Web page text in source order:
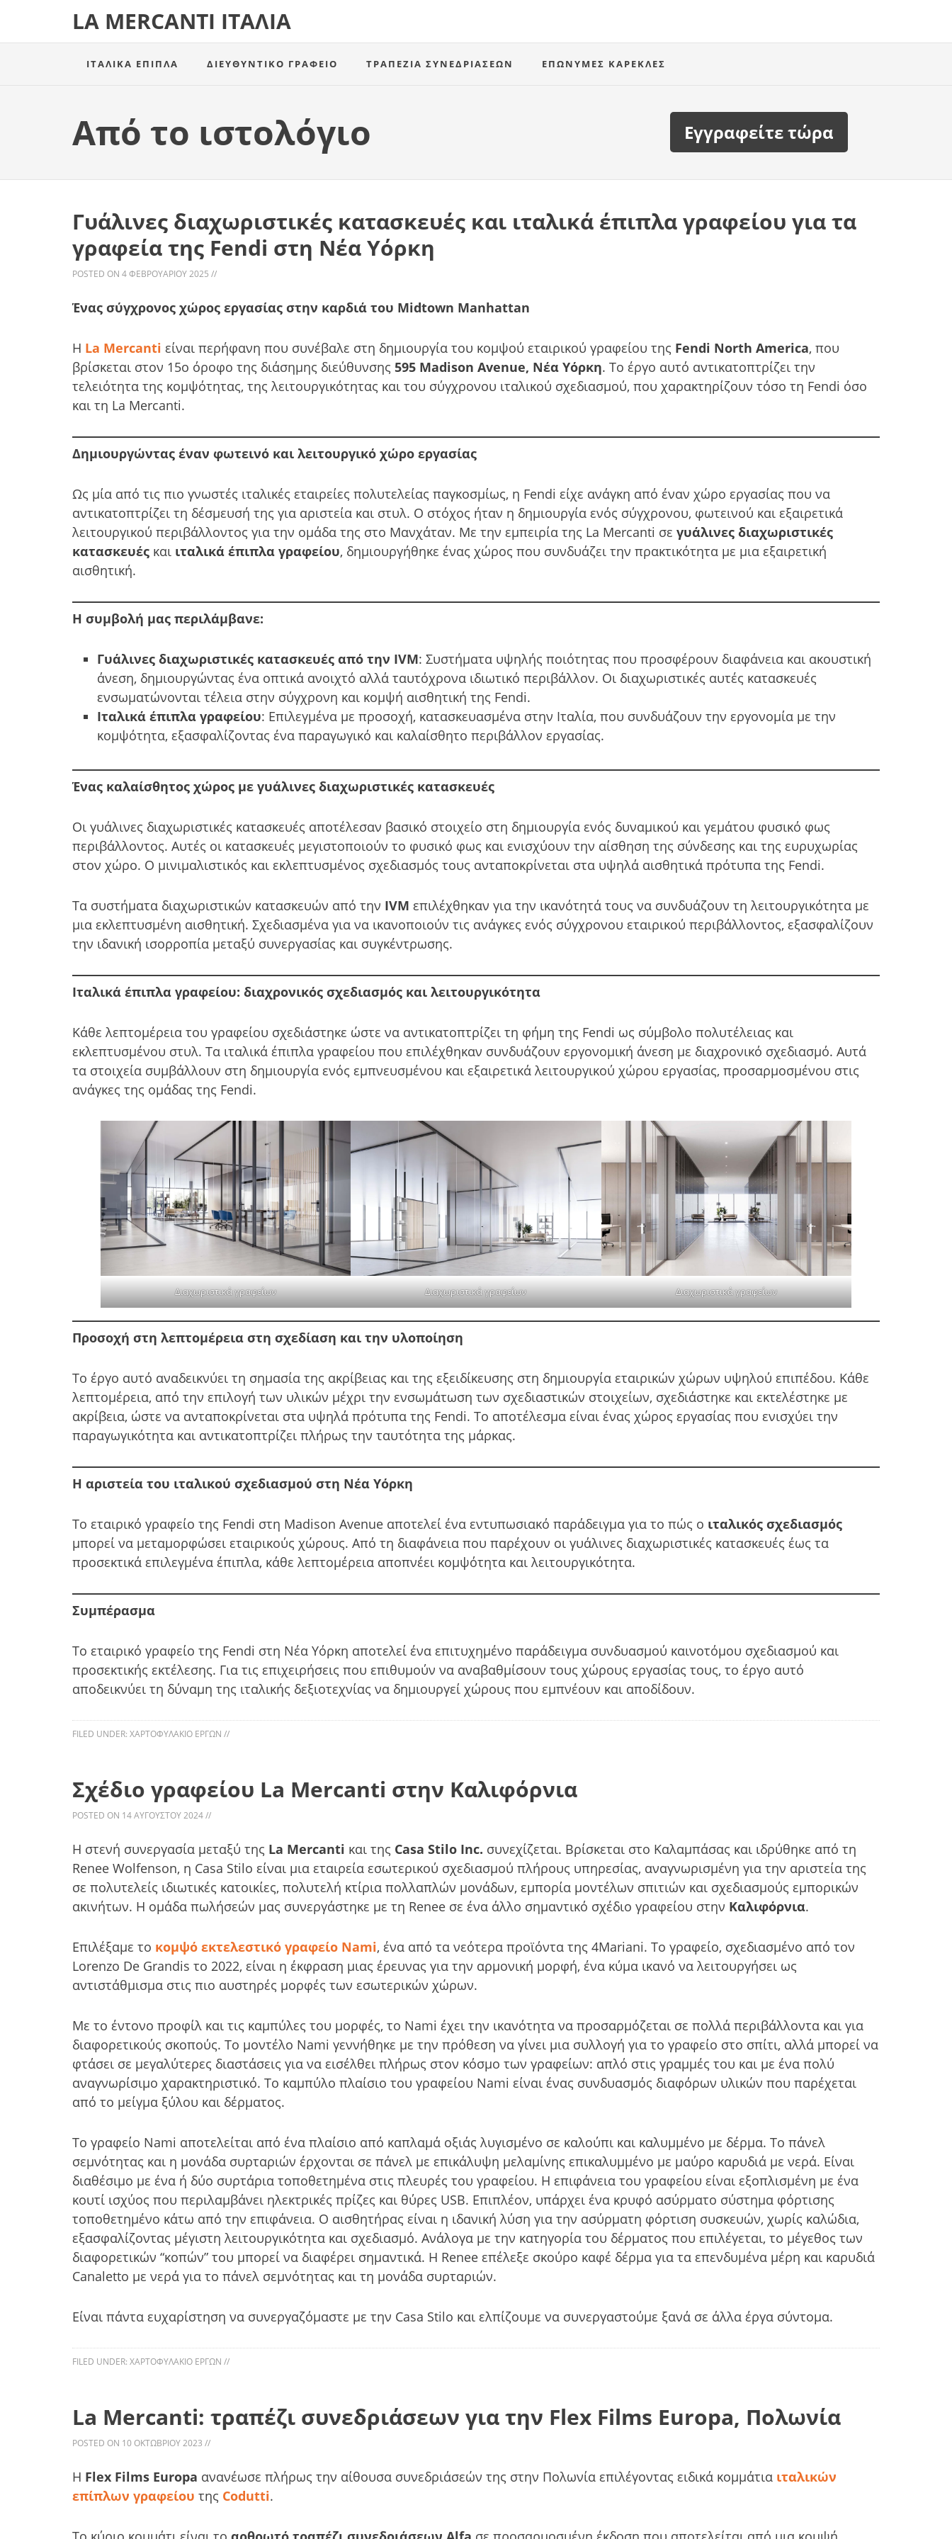
LA MERCANTI ΙΤΑΛΊΑ
ΙΤΑΛΙΚΆ ΈΠΙΠΛΑ ΔΙΕΥΘΥΝΤΙΚΌ ΓΡΑΦΕΊΟ ΤΡΑΠΈΖΙΑ ΣΥΝΕΔΡΙΆΣΕΩΝ ΕΠΏΝΥΜΕΣ ΚΑΡΈΚΛΕΣ
Από το ιστολόγιο Εγγραφείτε τώρα
Γυάλινες διαχωριστικές κατασκευές και ιταλικά έπιπλα γραφείου για τα
γραφεία της Fendi στη Νέα Υόρκη
POSTED ON 4 ΦΕΒΡΟΥΑΡΊΟΥ 2025 //
Ένας σύγχρονος χώρος εργασίας στην καρδιά του Midtown Manhattan
Η La Mercanti είναι περήφανη που συνέβαλε στη δημιουργία του κομψού εταιρικού γραφείου της Fendi North America, που
βρίσκεται στον 15ο όροφο της διάσημης διεύθυνσης 595 Madison Avenue, Νέα Υόρκη. Το έργο αυτό αντικατοπτρίζει την
τελειότητα της κομψότητας, της λειτουργικότητας και του σύγχρονου ιταλικού σχεδιασμού, που χαρακτηρίζουν τόσο τη Fendi όσο
και τη La Mercanti.
Δημιουργώντας έναν φωτεινό και λειτουργικό χώρο εργασίας
Ως μία από τις πιο γνωστές ιταλικές εταιρείες πολυτελείας παγκοσμίως, η Fendi είχε ανάγκη από έναν χώρο εργασίας που να
αντικατοπτρίζει τη δέσμευσή της για αριστεία και στυλ. Ο στόχος ήταν η δημιουργία ενός σύγχρονου, φωτεινού και εξαιρετικά
λειτουργικού περιβάλλοντος για την ομάδα της στο Μανχάταν. Με την εμπειρία της La Mercanti σε γυάλινες διαχωριστικές
κατασκευές και ιταλικά έπιπλα γραφείου, δημιουργήθηκε ένας χώρος που συνδυάζει την πρακτικότητα με μια εξαιρετική
αισθητική.
Η συμβολή μας περιλάμβανε:
Γυάλινες διαχωριστικές κατασκευές από την IVM: Συστήματα υψηλής ποιότητας που προσφέρουν διαφάνεια και ακουστική
άνεση, δημιουργώντας ένα οπτικά ανοιχτό αλλά ταυτόχρονα ιδιωτικό περιβάλλον. Οι διαχωριστικές αυτές κατασκευές
ενσωματώνονται τέλεια στην σύγχρονη και κομψή αισθητική της Fendi.
Ιταλικά έπιπλα γραφείου: Επιλεγμένα με προσοχή, κατασκευασμένα στην Ιταλία, που συνδυάζουν την εργονομία με την
κομψότητα, εξασφαλίζοντας ένα παραγωγικό και καλαίσθητο περιβάλλον εργασίας.
Ένας καλαίσθητος χώρος με γυάλινες διαχωριστικές κατασκευές
Οι γυάλινες διαχωριστικές κατασκευές αποτέλεσαν βασικό στοιχείο στη δημιουργία ενός δυναμικού και γεμάτου φυσικό φως
περιβάλλοντος. Αυτές οι κατασκευές μεγιστοποιούν το φυσικό φως και ενισχύουν την αίσθηση της σύνδεσης και της ευρυχωρίας
στον χώρο. Ο μινιμαλιστικός και εκλεπτυσμένος σχεδιασμός τους ανταποκρίνεται στα υψηλά αισθητικά πρότυπα της Fendi.
Τα συστήματα διαχωριστικών κατασκευών από την IVM επιλέχθηκαν για την ικανότητά τους να συνδυάζουν τη λειτουργικότητα με
μια εκλεπτυσμένη αισθητική. Σχεδιασμένα για να ικανοποιούν τις ανάγκες ενός σύγχρονου εταιρικού περιβάλλοντος, εξασφαλίζουν
την ιδανική ισορροπία μεταξύ συνεργασίας και συγκέντρωσης.
Ιταλικά έπιπλα γραφείου: διαχρονικός σχεδιασμός και λειτουργικότητα
Κάθε λεπτομέρεια του γραφείου σχεδιάστηκε ώστε να αντικατοπτρίζει τη φήμη της Fendi ως σύμβολο πολυτέλειας και
εκλεπτυσμένου στυλ. Τα ιταλικά έπιπλα γραφείου που επιλέχθηκαν συνδυάζουν εργονομική άνεση με διαχρονικό σχεδιασμό. Αυτά
τα στοιχεία συμβάλλουν στη δημιουργία ενός εμπνευσμένου και εξαιρετικά λειτουργικού χώρου εργασίας, προσαρμοσμένου στις
ανάγκες της ομάδας της Fendi.
Διαχωριστικά γραφείων Διαχωριστικά γραφείων Διαχωριστικά γραφείων
Προσοχή στη λεπτομέρεια στη σχεδίαση και την υλοποίηση
Το έργο αυτό αναδεικνύει τη σημασία της ακρίβειας και της εξειδίκευσης στη δημιουργία εταιρικών χώρων υψηλού επιπέδου. Κάθε
λεπτομέρεια, από την επιλογή των υλικών μέχρι την ενσωμάτωση των σχεδιαστικών στοιχείων, σχεδιάστηκε και εκτελέστηκε με
ακρίβεια, ώστε να ανταποκρίνεται στα υψηλά πρότυπα της Fendi. Το αποτέλεσμα είναι ένας χώρος εργασίας που ενισχύει την
παραγωγικότητα και αντικατοπτρίζει πλήρως την ταυτότητα της μάρκας.
Η αριστεία του ιταλικού σχεδιασμού στη Νέα Υόρκη
Το εταιρικό γραφείο της Fendi στη Madison Avenue αποτελεί ένα εντυπωσιακό παράδειγμα για το πώς ο ιταλικός σχεδιασμός
μπορεί να μεταμορφώσει εταιρικούς χώρους. Από τη διαφάνεια που παρέχουν οι γυάλινες διαχωριστικές κατασκευές έως τα
προσεκτικά επιλεγμένα έπιπλα, κάθε λεπτομέρεια αποπνέει κομψότητα και λειτουργικότητα.
Συμπέρασμα
Το εταιρικό γραφείο της Fendi στη Νέα Υόρκη αποτελεί ένα επιτυχημένο παράδειγμα συνδυασμού καινοτόμου σχεδιασμού και
προσεκτικής εκτέλεσης. Για τις επιχειρήσεις που επιθυμούν να αναβαθμίσουν τους χώρους εργασίας τους, το έργο αυτό
αποδεικνύει τη δύναμη της ιταλικής δεξιοτεχνίας να δημιουργεί χώρους που εμπνέουν και αποδίδουν.
FILED UNDER: ΧΑΡΤΟΦΥΛΆΚΙΟ ΈΡΓΩΝ //
Σχέδιο γραφείου La Mercanti στην Καλιφόρνια
POSTED ON 14 ΑΥΓΟΎΣΤΟΥ 2024//
Η στενή συνεργασία μεταξύ της La Mercanti και της Casa Stilo Inc. συνεχίζεται. Βρίσκεται στο Καλαμπάσας και ιδρύθηκε από τη
Renee Wolfenson, η Casa Stilo είναι μια εταιρεία εσωτερικού σχεδιασμού πλήρους υπηρεσίας, αναγνωρισμένη για την αριστεία της
σε πολυτελείς ιδιωτικές κατοικίες, πολυτελή κτίρια πολλαπλών μονάδων, εμπορία μοντέλων σπιτιών και σχεδιασμούς εμπορικών
ακινήτων. Η ομάδα πωλήσεών μας συνεργάστηκε με τη Renee σε ένα άλλο σημαντικό σχέδιο γραφείου στην Καλιφόρνια.
Επιλέξαμε το κομψό εκτελεστικό γραφείο Nami, ένα από τα νεότερα προϊόντα της 4Mariani. Το γραφείο, σχεδιασμένο από τον
Lorenzo De Grandis το 2022, είναι η έκφραση μιας έρευνας για την αρμονική μορφή, ένα κύμα ικανό να λειτουργήσει ως
αντιστάθμισμα στις πιο αυστηρές μορφές των εσωτερικών χώρων.
Με το έντονο προφίλ και τις καμπύλες του μορφές, το Nami έχει την ικανότητα να προσαρμόζεται σε πολλά περιβάλλοντα και για
διαφορετικούς σκοπούς. Το μοντέλο Nami γεννήθηκε με την πρόθεση να γίνει μια συλλογή για το γραφείο στο σπίτι, αλλά μπορεί να
φτάσει σε μεγαλύτερες διαστάσεις για να εισέλθει πλήρως στον κόσμο των γραφείων: απλό στις γραμμές του και με ένα πολύ
αναγνωρίσιμο χαρακτηριστικό. Το καμπύλο πλαίσιο του γραφείου Nami είναι ένας συνδυασμός διαφόρων υλικών που παρέχεται
από το μείγμα ξύλου και δέρματος.
Το γραφείο Nami αποτελείται από ένα πλαίσιο από καπλαμά οξιάς λυγισμένο σε καλούπι και καλυμμένο με δέρμα. Το πάνελ
σεμνότητας και η μονάδα συρταριών έρχονται σε πάνελ με επικάλυψη μελαμίνης επικαλυμμένο με μαύρο καρυδιά με νερά. Είναι
διαθέσιμο με ένα ή δύο συρτάρια τοποθετημένα στις πλευρές του γραφείου. Η επιφάνεια του γραφείου είναι εξοπλισμένη με ένα
κουτί ισχύος που περιλαμβάνει ηλεκτρικές πρίζες και θύρες USB. Επιπλέον, υπάρχει ένα κρυφό ασύρματο σύστημα φόρτισης
τοποθετημένο κάτω από την επιφάνεια. Ο αισθητήρας είναι η ιδανική λύση για την ασύρματη φόρτιση συσκευών, χωρίς καλώδια,
εξασφαλίζοντας μέγιστη λειτουργικότητα και σχεδιασμό. Ανάλογα με την κατηγορία του δέρματος που επιλέγεται, το μέγεθος των
διαφορετικών “κοπών” του μπορεί να διαφέρει σημαντικά. Η Renee επέλεξε σκούρο καφέ δέρμα για τα επενδυμένα μέρη και καρυδιά
Canaletto με νερά για το πάνελ σεμνότητας και τη μονάδα συρταριών.
Είναι πάντα ευχαρίστηση να συνεργαζόμαστε με την Casa Stilo και ελπίζουμε να συνεργαστούμε ξανά σε άλλα έργα σύντομα.
FILED UNDER: ΧΑΡΤΟΦΥΛΆΚΙΟ ΈΡΓΩΝ //
La Mercanti: τραπέζι συνεδριάσεων για την Flex Films Europa, Πολωνία
POSTED ON 10 ΟΚΤΩΒΡΊΟΥ 2023 //
Η Flex Films Europa ανανέωσε πλήρως την αίθουσα συνεδριάσεών της στην Πολωνία επιλέγοντας ειδικά κομμάτια ιταλικών
επίπλων γραφείου της Codutti.